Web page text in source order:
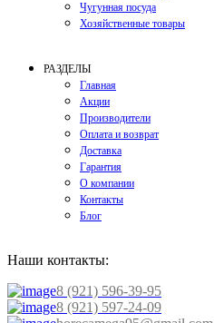
Чугунная посуда
Хозяйственные товары
РАЗДЕЛЫ
Главная
Акции
Производители
Оплата и возврат
Доставка
Гарантия
О компании
Контакты
Блог
Наши контакты:
8 (921) 596-39-95
8 (921) 597-24-09